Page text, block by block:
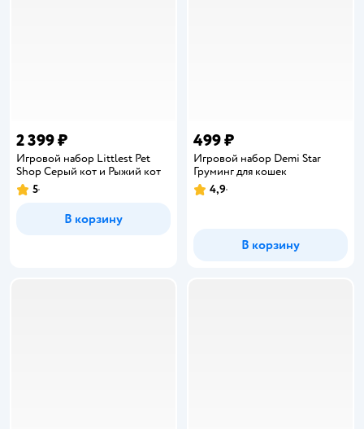
2 399 ₽
Игровой набор Littlest Pet
Shop Серый кот и Рыжий кот
Рейтинг:
5
В корзину
499 ₽
Игровой набор Demi Star
Груминг для кошек
Рейтинг:
4,9
В корзину